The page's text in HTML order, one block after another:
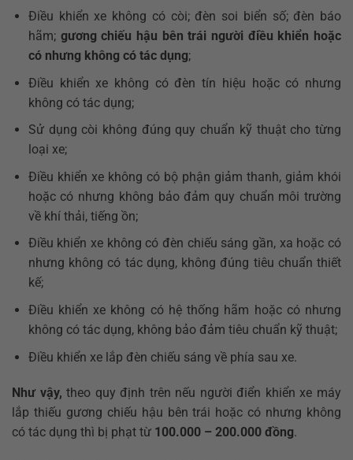
Điều khiển xe không có còi; đèn soi biển số; đèn báo
hãm; gương chiếu hậu bên trái người điều khiển hoặc
có nhưng không có tác dụng;
Điều khiển xe không có đèn tín hiệu hoặc có nhưng
không có tác dụng;
Sử dụng còi không đúng quy chuẩn kỹ thuật cho từng
loại xe;
Điều khiển xe không có bộ phận giảm thanh, giảm khói
hoặc có nhưng không bảo đảm quy chuẩn môi trường
về khí thải, tiếng ồn;
Điều khiển xe không có đèn chiếu sáng gần, xa hoặc có
nhưng không có tác dụng, không đúng tiêu chuẩn thiết
kế;
Điều khiển xe không có hệ thống hãm hoặc có nhưng
không có tác dụng, không bảo đảm tiêu chuẩn kỹ thuật;
Điều khiển xe lắp đèn chiếu sáng về phía sau xe.
Như vậy, theo quy định trên nếu người điển khiển xe máy
lắp thiếu gương chiếu hậu bên trái hoặc có nhưng không
có tác dụng thì bị phạt từ 100.000 – 200.000 đồng.